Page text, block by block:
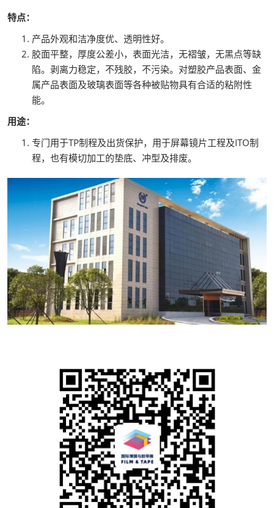
特点：
产品外观和洁净度优、透明性好。
胶面平整，厚度公差小，表面光洁，无褶皱，无黑点等缺
陷。剥离力稳定，不残胶，不污染。对塑胶产品表面、金
属产品表面及玻璃表面等各种被贴物具有合适的粘附性
能。
用途：
专门用于TP制程及出货保护，用于屏幕镜片工程及ITO制
程，也有模切加工的垫底、冲型及排废。